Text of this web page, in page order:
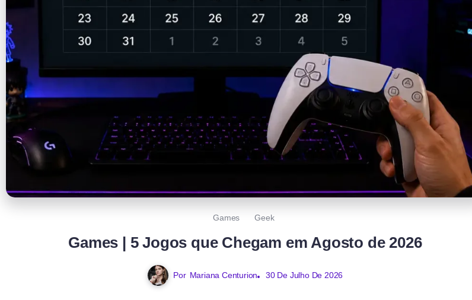
Games Geek
Games | 5 Jogos que Chegam em Agosto de 2026
Por Mariana Centurion 30 De Julho De 2026